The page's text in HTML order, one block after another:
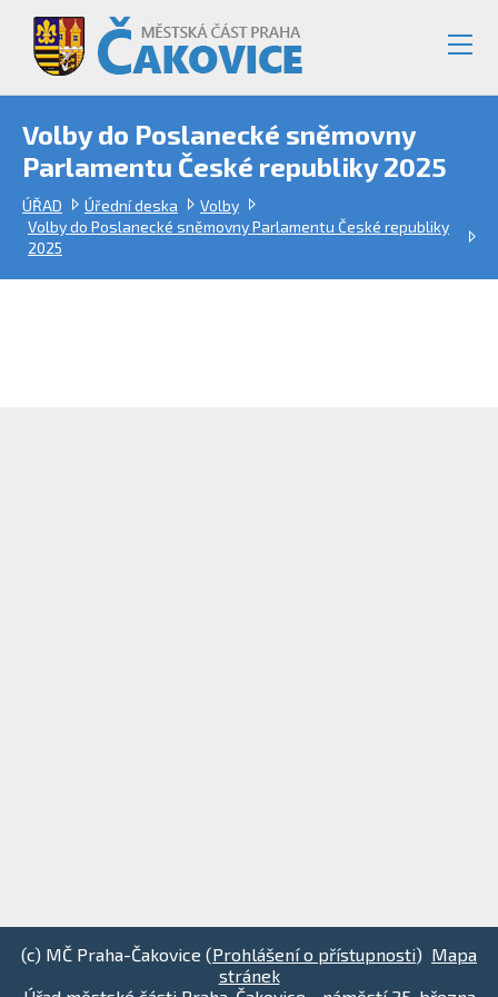
Volby do Poslanecké sněmovny
Parlamentu České republiky 2025
ÚŘAD Úřední deska
Volby
Volby do Poslanecké sněmovny Parlamentu České republiky
2025
(c) MČ Praha-Čakovice (Prohlášení o přístupnosti) Mapa
stránek